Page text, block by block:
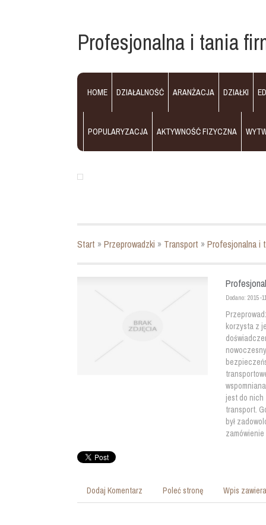
Profesjonalna i tania
HOME DZIAŁALNOŚĆ ARANŻACJA DZIAŁKI
POPULARYZACJA AKTYWNOŚĆ FIZYCZNA
Start »Przeprowadzki » Transport »Profesjonalna i
Dodano: 2015-
korzysta z
jest do nich
transport.
był
Dodaj Komentarz Poleć stronę Wpis